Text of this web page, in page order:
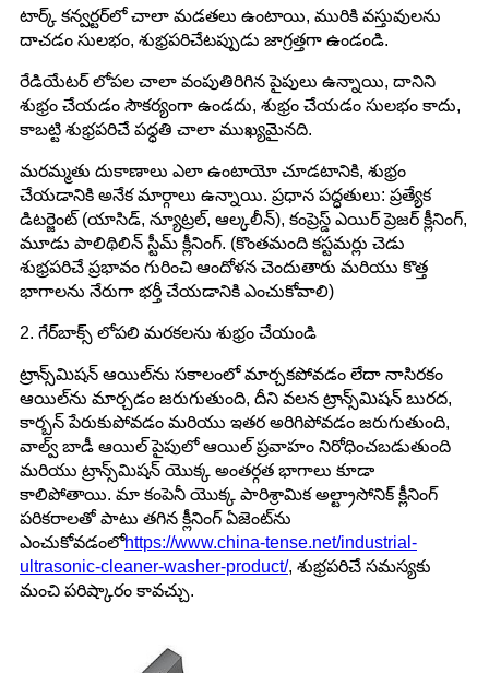
టార్క్ కన్వర్టర్‌లో చాలా మడతలు ఉంటాయి, మురికి వస్తువులను
దాచడం సులభం, శుభ్రపరిచేటప్పుడు జాగ్రత్తగా ఉండండి.
రేడియేటర్ లోపల చాలా వంపుతిరిగిన పైపులు ఉన్నాయి, దానిని
శుభ్రం చేయడం సౌకర్యంగా ఉండదు, శుభ్రం చేయడం సులభం కాదు,
కాబట్టి శుభ్రపరిచే పద్ధతి చాలా ముఖ్యమైనది.
మరమ్మతు దుకాణాలు ఎలా ఉంటాయో చూడటానికి, శుభ్రం
చేయడానికి అనేక మార్గాలు ఉన్నాయి. ప్రధాన పద్ధతులు: ప్రత్యేక
డిటర్జెంట్ (యాసిడ్, న్యూట్రల్, ఆల్కలీన్), కంప్రెస్డ్ ఎయిర్ ప్రెజర్ క్లీనింగ్,
మూడు పాలిథిలిన్ స్టీమ్ క్లీనింగ్. (కొంతమంది కస్టమర్లు చెడు
శుభ్రపరిచే ప్రభావం గురించి ఆందోళన చెందుతారు మరియు కొత్త
భాగాలను నేరుగా భర్తీ చేయడానికి ఎంచుకోవాలి)
2. గేర్‌బాక్స్ లోపలి మరకలను శుభ్రం చేయండి
ట్రాన్స్‌మిషన్ ఆయిల్‌ను సకాలంలో మార్చకపోవడం లేదా నాసిరకం
ఆయిల్‌ను మార్చడం జరుగుతుంది, దీని వలన ట్రాన్స్‌మిషన్ బురద,
కార్బన్ పేరుకుపోవడం మరియు ఇతర అరిగిపోవడం జరుగుతుంది,
వాల్వ్ బాడీ ఆయిల్ పైపులో ఆయిల్ ప్రవాహం నిరోధించబడుతుంది
మరియు ట్రాన్స్‌మిషన్ యొక్క అంతర్గత భాగాలు కూడా
కాలిపోతాయి. మా కంపెనీ యొక్క పారిశ్రామిక అల్ట్రాసోనిక్ క్లీనింగ్
పరికరాలతో పాటు తగిన క్లీనింగ్ ఏజెంట్‌ను
ఎంచుకోవడంలోhttps://www.china-tense.net/industrial-
ultrasonic-cleaner-washer-product/, శుభ్రపరిచే సమస్యకు
మంచి పరిష్కారం కావచ్చు.